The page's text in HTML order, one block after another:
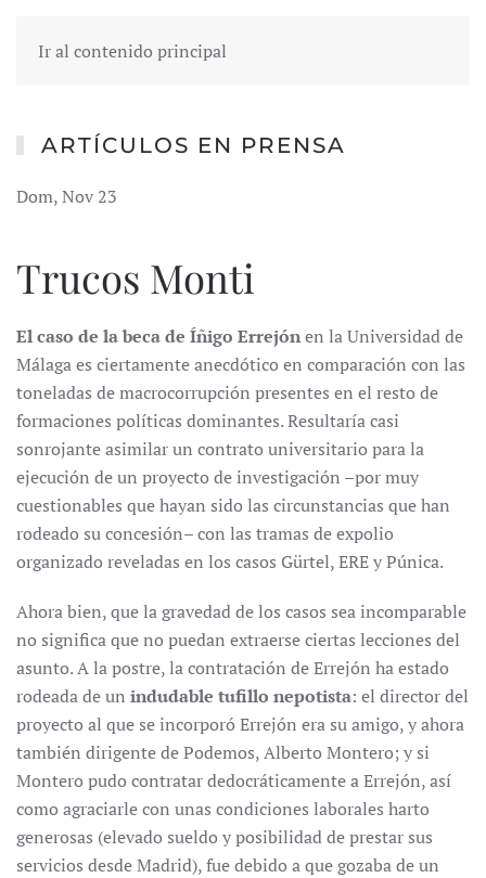
Ir al contenido principal
ARTÍCULOS EN PRENSA
Dom, Nov 23
Trucos Monti
El caso de la beca de Íñigo Errejónen la Universidad de
Málaga es ciertamente anecdótico en comparación con las
toneladas de macrocorrupción presentes en el resto de
formaciones políticas dominantes. Resultaría casi
sonrojante asimilar un contrato universitario para la
ejecución de un proyecto de investigación –por muy
cuestionables que hayan sido las circunstancias que han
rodeado su concesión– con las tramas de expolio
organizado reveladas en los casos Gürtel, ERE y Púnica.
Ahora bien, que la gravedad de los casos sea incomparable
no significa que no puedan extraerse ciertas lecciones del
asunto. A la postre, la contratación de Errejón ha estado
rodeada de un indudable tufillo nepotista: el director del
proyecto al que se incorporó Errejón era su amigo, y ahora
también dirigente de Podemos, Alberto Montero; y si
Montero pudo contratar dedocráticamente a Errejón, así
como agraciarle con unas condiciones laborales harto
generosas (elevado sueldo y posibilidad de prestar sus
servicios desde Madrid), fue debido a que gozaba de un